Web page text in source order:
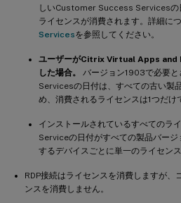
しいCustomer Success Servicesの
ライセンスが消費されます。詳細につ
Servicesを参照してください。
ユーザーがCitrix Virtual Apps and
した場合。
バージョン1903で必要
Servicesの日付は、すべての古い製
め、消費されるライセンスは1つだけ
インストールされているすべての
Serviceの日付がすべての製品バー
するデバイスごとに単一のライセンス
RDP接続はライセンスを消費しますが、
ンスを消費しません。